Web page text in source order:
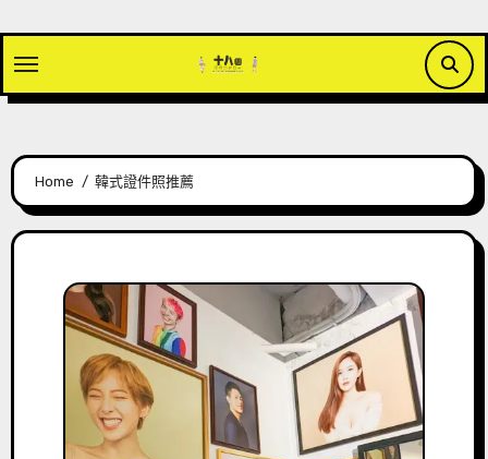
content
Home 韓式證件照推薦